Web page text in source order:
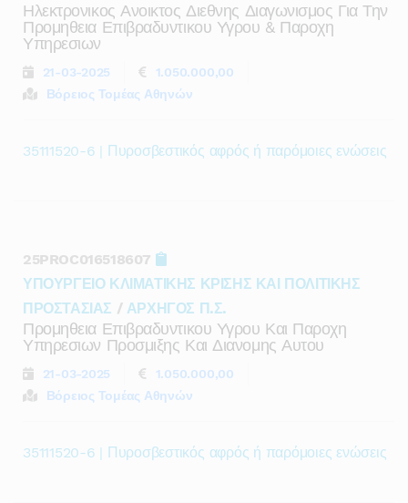
Ηλεκτρονικος Ανοικτος Διεθνης Διαγωνισμος Για Την
Προμηθεια Επιβραδυντικου Υγρου & Παροχη
Υπηρεσιων
21-03-2025
1.050.000,00
Βόρειος Τομέας Αθηνών
35111520-6 | Πυροσβεστικός αφρός ή παρόμοιες ενώσεις
25PROC016518607
ΥΠΟΥΡΓΕΙΟ ΚΛΙΜΑΤΙΚΗΣ ΚΡΙΣΗΣ ΚΑΙ ΠΟΛΙΤΙΚΗΣ
ΠΡΟΣΤΑΣΙΑΣ / ΑΡΧΗΓΟΣ Π.Σ.
Προμηθεια Επιβραδυντικου Υγρου Και Παροχη
Υπηρεσιων Προσμιξης Και Διανομης Αυτου
21-03-2025
1.050.000,00
Βόρειος Τομέας Αθηνών
35111520-6 | Πυροσβεστικός αφρός ή παρόμοιες ενώσεις